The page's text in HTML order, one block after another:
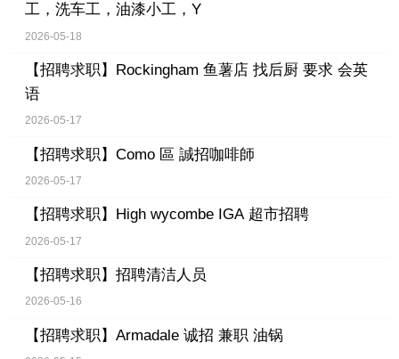
工，洗车工，油漆小工，Y
2026-05-18
【招聘求职】 Rockingham 鱼薯店 找后厨 要求 会英
语
2026-05-17
【招聘求职】 Como 區 誠招咖啡師
2026-05-17
【招聘求职】 High wycombe IGA 超市招聘
2026-05-17
【招聘求职】 招聘清洁人员
2026-05-16
【招聘求职】 Armadale 诚招 兼职 油锅